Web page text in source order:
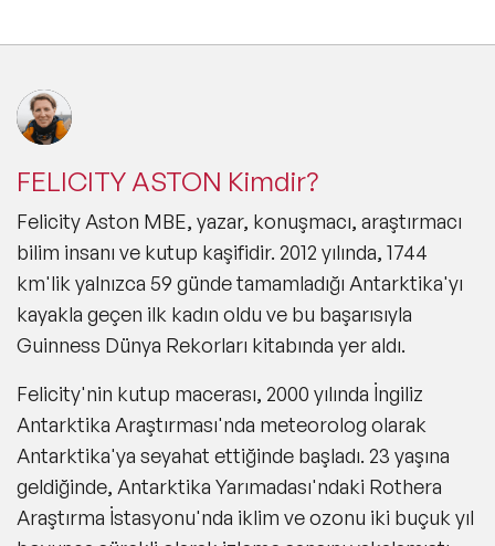
FELICITY ASTON Kimdir?
Felicity Aston MBE, yazar, konuşmacı, araştırmacı
bilim insanı ve kutup kaşifidir. 2012 yılında, 1744
km'lik yalnızca 59 günde tamamladığı Antarktika'yı
kayakla geçen ilk kadın oldu ve bu başarısıyla
Guinness Dünya Rekorları kitabında yer aldı.
Felicity'nin kutup macerası, 2000 yılında İngiliz
Antarktika Araştırması'nda meteorolog olarak
Antarktika'ya seyahat ettiğinde başladı. 23 yaşına
geldiğinde, Antarktika Yarımadası'ndaki Rothera
Araştırma İstasyonu'nda iklim ve ozonu iki buçuk yıl